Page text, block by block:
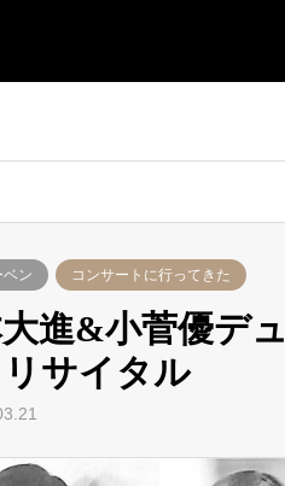
ン コンサートに行ってきた
進&小菅優デュ
サイタル